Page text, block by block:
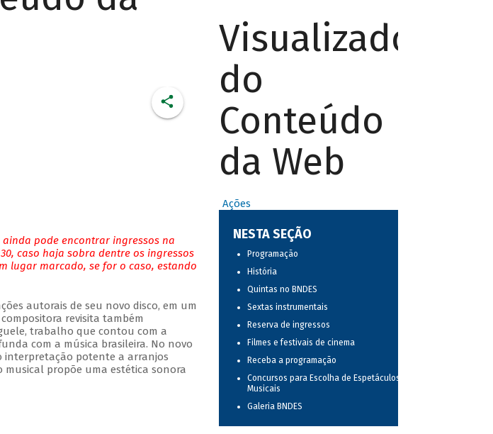
pode encontrar ingressos na
caso haja sobra dentre os ingressos
lugar marcado, se for o caso, estando
autorais de seu novo disco, em um
revisita também
trabalho que contou com a
com a música brasileira. No novo
interpretação potente a arranjos
musical propõe uma estética sonora
Visualizador
do
Conteúdo
da Web
Ações
NESTA SEÇÃO
Programação
História
Quintas no BNDES
Sextas instrumentais
Reserva de ingressos
Filmes e festivais de cinema
Receba a programação
Concursos para Escolha de Espetáculos
Musicais
Galeria BNDES